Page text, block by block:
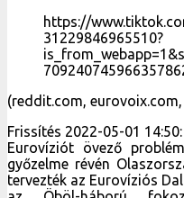
https://
31229846965510?
(reddit.com,
Frissítés 2022-05-01
Eurovíziót övező
győzelme révén
tervezték az Eurovíziós